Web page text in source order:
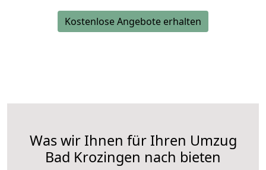
Kostenlose Angebote erhalten
Was wir Ihnen für Ihren Umzug
Bad Krozingen nach bieten